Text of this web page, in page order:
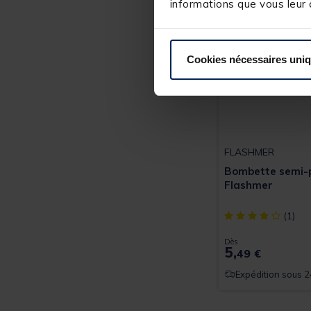
informations que vous
Cookies nécessaires
FLASHMER
Bombette
Flashmer
[object Object]
(1)
Dès
5,49 €
Expédition sous